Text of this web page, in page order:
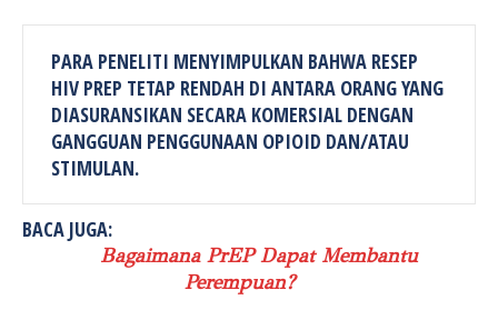
PARA PENELITI MENYIMPULKAN BAHWA RESEP
HIV PREP TETAP RENDAH DI ANTARA ORANG YANG
DIASURANSIKAN SECARA KOMERSIAL DENGAN
GANGGUAN PENGGUNAAN OPIOID DAN/ATAU
STIMULAN.
BACA JUGA:
Bagaimana PrEP Dapat Membantu
Perempuan?